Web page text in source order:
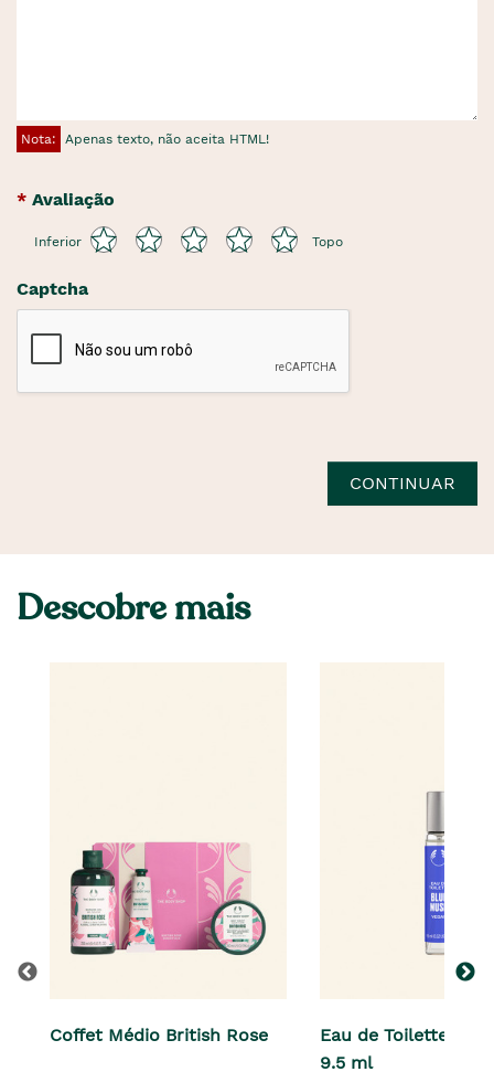
Nota: Apenas texto, não aceita HTML!
Avaliação
Inferior Topo
Captcha
CONTINUAR
Descobre mais
Coffet Médio British Rose
Eau de Toilette
9.5 ml